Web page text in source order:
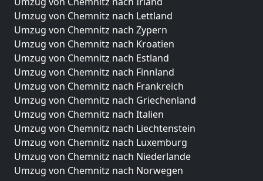
Umzug von Chemnitz nach Lettland
Umzug von Chemnitz nach Zypern
Umzug von Chemnitz nach Kroatien
Umzug von Chemnitz nach Estland
Umzug von Chemnitz nach Finnland
Umzug von Chemnitz nach Frankreich
Umzug von Chemnitz nach Griechenland
Umzug von Chemnitz nach Italien
Umzug von Chemnitz nach Liechtenstein
Umzug von Chemnitz nach Luxemburg
Umzug von Chemnitz nach Niederlande
Umzug von Chemnitz nach Norwegen